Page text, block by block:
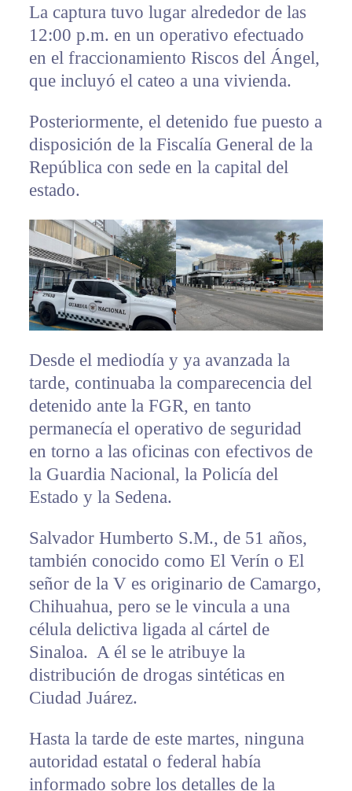
La captura tuvo lugar alrededor de las
12:00 p.m. en un operativo efectuado
en el fraccionamiento Riscos del Ángel,
que incluyó el cateo a una vivienda.
Posteriormente, el detenido fue puesto a
disposición de la Fiscalía General de la
República con sede en la capital del
estado.
Desde el mediodía y ya avanzada la
tarde, continuaba la comparecencia del
detenido ante la FGR, en tanto
permanecía el operativo de seguridad
en torno a las oficinas con efectivos de
la Guardia Nacional, la Policía del
Estado y la Sedena.
Salvador Humberto S.M., de 51 años,
también conocido como El Verín o El
señor de la V es originario de Camargo,
Chihuahua, pero se le vincula a una
célula delictiva ligada al cártel de
Sinaloa. A él se le atribuye la
distribución de drogas sintéticas en
Ciudad Juárez.
Hasta la tarde de este martes, ninguna
autoridad estatal o federal había
informado sobre los detalles de la